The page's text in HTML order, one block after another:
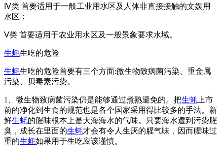
Ⅳ类 首要适用于一般工业用水区及人体非直接接触的文娱用
水区；
Ⅴ类 首要适用于农业用水区及一般景象要求水域。
生蚝生吃的危险
生蚝生吃的危险首要有三个方面:微生物致病菌污染、重金属
污染、贝毒素污染。
1、微生物致病菌污染仍是能够通过煮熟避免的。把生蚝 上市
前的净化到生食的规范也是各个国家采用得比较多的手法。新
鲜生蚝的腥味根本上是大海海水的气味。只要海水遭到污染腥
臭，成长在里面的生蚝才会有令人生厌的腥气味，因而腥味过
重的生蚝如果用于生吃应该谨慎。